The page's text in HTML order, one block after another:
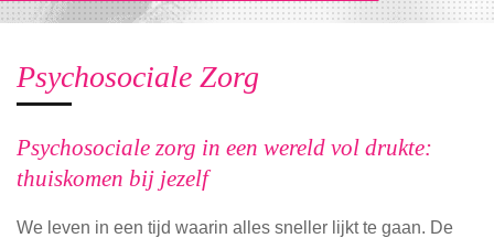
Psychosociale Zorg
Psychosociale zorg in een wereld vol drukte:
thuiskomen bij jezelf
We leven in een tijd waarin alles sneller lijkt te gaan. De